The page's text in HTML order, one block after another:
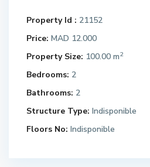
Property Id : 21152
Price: MAD 12.000
Property Size: 100.00 m2
Bedrooms: 2
Bathrooms: 2
Structure Type: Indisponible
Floors No: Indisponible